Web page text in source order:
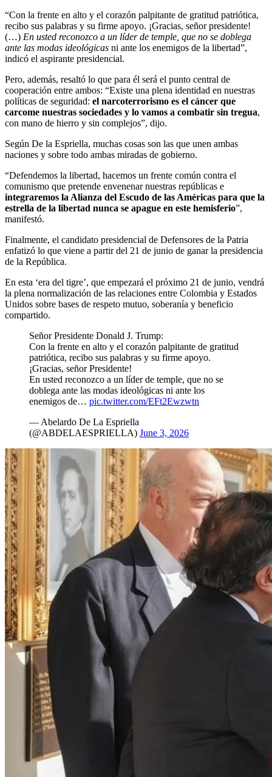
“Con la frente en alto y el corazón palpitante de gratitud patriótica,
recibo sus palabras y su firme apoyo. ¡Gracias, señor presidente!
(…) En usted reconozco a un líder de temple, que no se doblega
ante las modas ideológicas ni ante los enemigos de la libertad”,
indicó el aspirante presidencial.
Pero, además, resaltó lo que para él será el punto central de
cooperación entre ambos: “Existe una plena identidad en nuestras
políticas de seguridad: el narcoterrorismo es el cáncer que
carcome nuestras sociedades y lo vamos a combatir sin tregua,
con mano de hierro y sin complejos”, dijo.
Según De la Espriella, muchas cosas son las que unen ambas
naciones y sobre todo ambas miradas de gobierno.
“Defendemos la libertad, hacemos un frente común contra el
comunismo que pretende envenenar nuestras repúblicas e
integraremos la Alianza del Escudo de las Américas para que la
estrella de la libertad nunca se apague en este hemisferio”,
manifestó.
Finalmente, el candidato presidencial de Defensores de la Patria
enfatizó lo que viene a partir del 21 de junio de ganar la presidencia
de la República.
En esta ‘era del tigre’, que empezará el próximo 21 de junio, vendrá
la plena normalización de las relaciones entre Colombia y Estados
Unidos sobre bases de respeto mutuo, soberanía y beneficio
compartido.
Señor Presidente Donald J. Trump:
Con la frente en alto y el corazón palpitante de gratitud
patriótica, recibo sus palabras y su firme apoyo.
¡Gracias, señor Presidente!
En usted reconozco a un líder de temple, que no se
doblega ante las modas ideológicas ni ante los
enemigos de… pic.twitter.com/EFt2Ewzwtn
— Abelardo De La Espriella
(@ABDELAESPRIELLA) June 3, 2026